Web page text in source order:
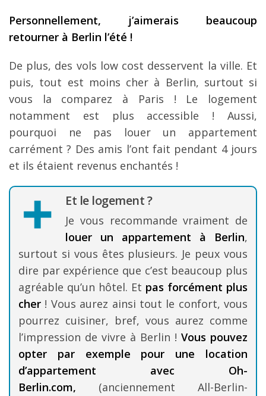
Personnellement, j’aimerais beaucoup
retourner à Berlin l’été !
De plus, des vols low cost desservent la ville. Et
puis, tout est moins cher à Berlin, surtout si
vous la comparez à Paris ! Le logement
notamment est plus accessible ! Aussi,
pourquoi ne pas louer un appartement
carrément ? Des amis l’ont fait pendant 4 jours
et ils étaient revenus enchantés !
Et le logement ?
Je vous recommande vraiment de
louer un appartement à Berlin,
surtout si vous êtes plusieurs. Je peux vous
dire par expérience que c’est beaucoup plus
agréable qu’un hôtel. Et pas forcément plus
cher ! Vous aurez ainsi tout le confort, vous
pourrez cuisiner, bref, vous aurez comme
l’impression de vivre à Berlin ! Vous pouvez
opter par exemple pour une location
d’appartement avec Oh-
Berlin.com, (anciennement All-Berlin-